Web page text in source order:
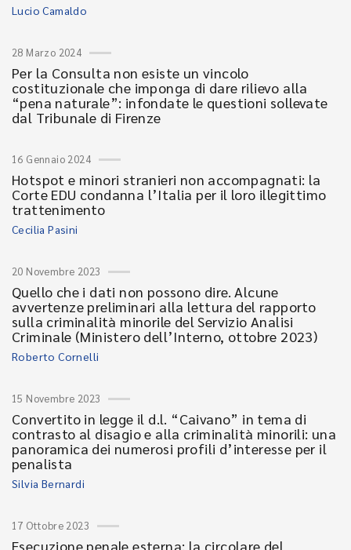
Lucio Camaldo
28 Marzo 2024
Per la Consulta non esiste un vincolo
costituzionale che imponga di dare rilievo alla
“pena naturale”: infondate le questioni sollevate
dal Tribunale di Firenze
16 Gennaio 2024
Hotspot e minori stranieri non accompagnati: la
Corte EDU condanna l’Italia per il loro illegittimo
trattenimento
Cecilia Pasini
20 Novembre 2023
Quello che i dati non possono dire. Alcune
avvertenze preliminari alla lettura del rapporto
sulla criminalità minorile del Servizio Analisi
Criminale (Ministero dell’Interno, ottobre 2023)
Roberto Cornelli
15 Novembre 2023
Convertito in legge il d.l. “Caivano” in tema di
contrasto al disagio e alla criminalità minorili: una
panoramica dei numerosi profili d’interesse per il
penalista
Silvia Bernardi
17 Ottobre 2023
Esecuzione penale esterna: la circolare del